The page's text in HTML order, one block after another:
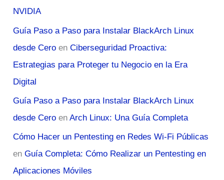
NVIDIA
Guía Paso a Paso para Instalar BlackArch Linux
desde Cero enCiberseguridad Proactiva:
Estrategias para Proteger tu Negocio en la Era
Digital
Guía Paso a Paso para Instalar BlackArch Linux
desde Cero enArch Linux: Una Guía Completa
Cómo Hacer un Pentesting en Redes Wi-Fi Públicas
enGuía Completa: Cómo Realizar un Pentesting en
Aplicaciones Móviles